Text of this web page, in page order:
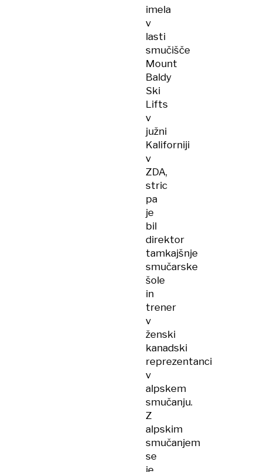
imela
v
lasti
smučišče
Mount
Baldy
Ski
Lifts
v
južni
Kaliforniji
v
ZDA,
stric
pa
je
bil
direktor
tamkajšnje
smučarske
šole
in
trener
v
ženski
kanadski
reprezentanci
v
alpskem
smučanju.
Z
alpskim
smučanjem
se
je